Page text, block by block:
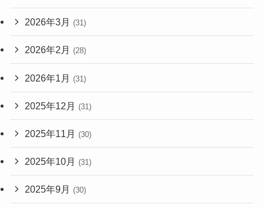
2026年3月 (31)
2026年2月 (28)
2026年1月 (31)
2025年12月 (31)
2025年11月 (30)
2025年10月 (31)
2025年9月 (30)